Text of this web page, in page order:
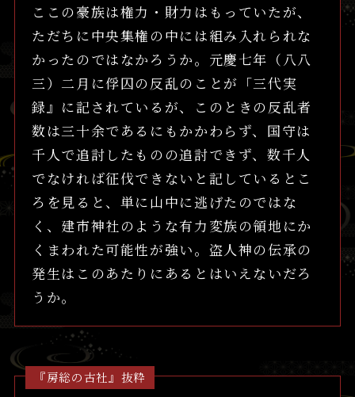
ここの豪族は権力・財力はもっていたが、
ただちに中央集権の中には組み入れられな
かったのではなかろうか。元慶七年（八八
三）二月に俘囚の反乱のことが「三代実
録』に記されているが、このときの反乱者
数は三十余であるにもかかわらず、国守は
千人で追討したものの追討できず、数千人
でなければ征伐できないと記しているとこ
ろを見ると、単に山中に逃げたのではな
く、建市神社のような有力変族の領地にか
くまわれた可能性が強い。盗人神の伝承の
発生はこのあたりにあるとはいえないだろ
うか。
『房総の古社』抜粋